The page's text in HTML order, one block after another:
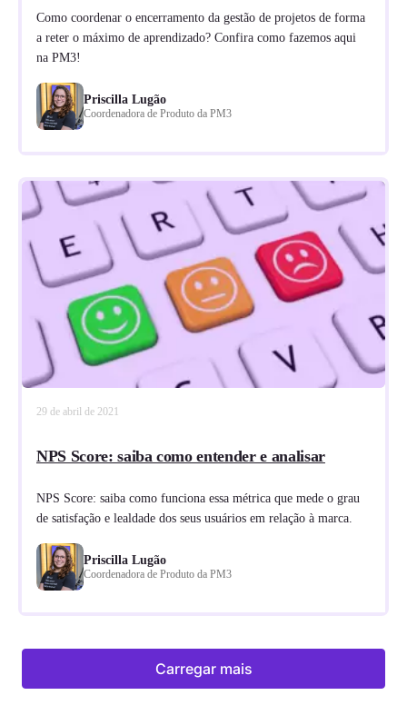
Como coordenar o encerramento da gestão de projetos de forma
a reter o máximo de aprendizado? Confira como fazemos aqui
na PM3!
Priscilla Lugão
Coordenadora de Produto da PM3
29 de abril de 2021
NPS Score: saiba como entender e analisar
NPS Score: saiba como funciona essa métrica que mede o grau
de satisfação e lealdade dos seus usuários em relação à marca.
Priscilla Lugão
Coordenadora de Produto da PM3
Carregar mais